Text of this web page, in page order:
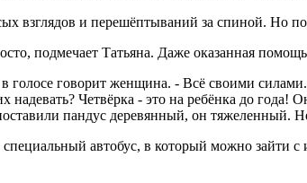
взглядов и перешёптываний за спиной. Но
подмечает Татьяна. Даже оказанная помощь
говорит женщина. - Всё своими
надевать? Четвёрка - это на ребёнка до
пандус деревянный, он тяжеленный.
автобус, в который можно